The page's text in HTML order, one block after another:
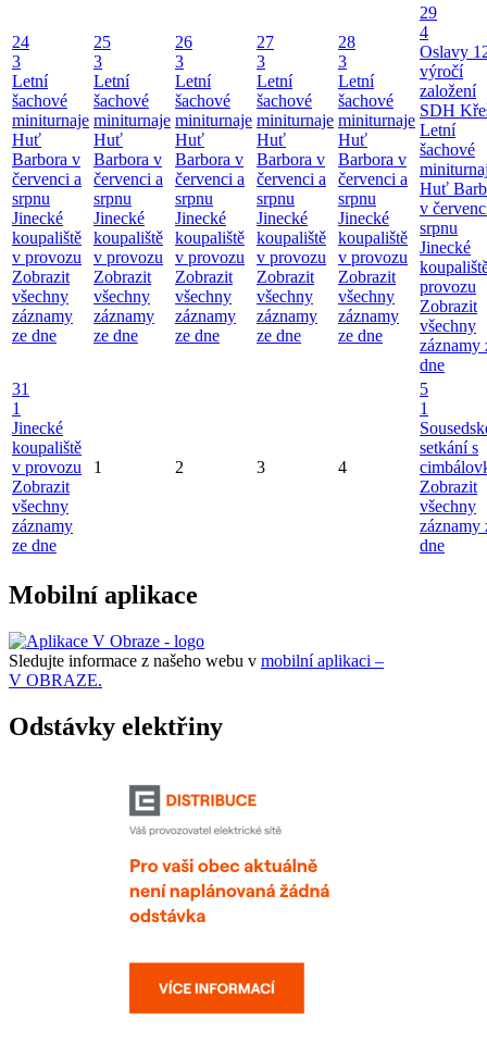
24
3
Letní
šachové
miniturnaje
Huť
Barbora v
červenci a
srpnu
Jinecké
koupaliště
v provozu
Zobrazit
všechny
záznamy
ze dne
25
3
Letní
šachové
miniturnaje
Huť
Barbora v
červenci a
srpnu
Jinecké
koupaliště
v provozu
Zobrazit
všechny
záznamy
ze dne
26
3
Letní
šachové
miniturnaje
Huť
Barbora v
červenci a
srpnu
Jinecké
koupaliště
v provozu
Zobrazit
všechny
záznamy
ze dne
27
3
Letní
šachové
miniturnaje
Huť
Barbora v
červenci a
srpnu
Jinecké
koupaliště
v provozu
Zobrazit
všechny
záznamy
ze dne
28
3
Letní
šachové
miniturnaje
Huť
Barbora v
červenci a
srpnu
Jinecké
koupaliště
v provozu
Zobrazit
všechny
záznamy
ze dne
29
4
Oslavy
výročí
založení
SDH
Letní
šachové
Huť
v
srpnu
Jinecké
provozu
Zobrazit
všechny
záznamy
dne
31
1
Jinecké
koupaliště
v provozu
Zobrazit
všechny
záznamy
ze dne
1 2 3 4
5
1
setkání s
Zobrazit
všechny
záznamy
dne
Mobilní aplikace
Sledujte informace z našeho webu v mobilní aplikaci –
V OBRAZE.
Odstávky elektřiny